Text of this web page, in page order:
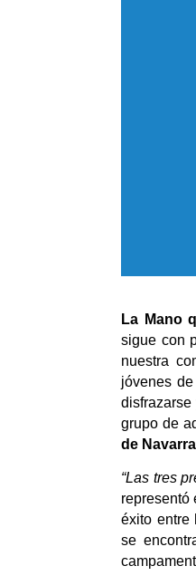
La Mano
sigue con
nuestra
jóvenes
disfrazarse
grupo de
de
“Las tres
representó
éxito entre
se